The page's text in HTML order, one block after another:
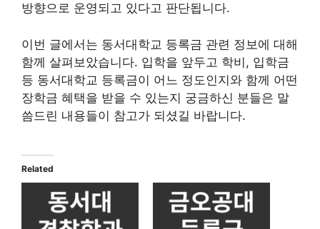
방향으로 운영되고 있다고 판단됩니다.
이번 글에서는 동서대학교 등록금 관련 정보에 대해
함께 살펴보았습니다. 입학을 앞두고 학비, 입학금
등 동서대학교 등록금이 어느 정도인지와 함께 어떤
장학금 혜택을 받을 수 있는지 궁금하신 분들은 말
씀드린 내용들이 참고가 되셨길 바랍니다.
Related